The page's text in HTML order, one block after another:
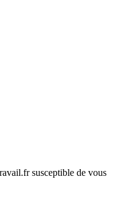
susceptible de vous